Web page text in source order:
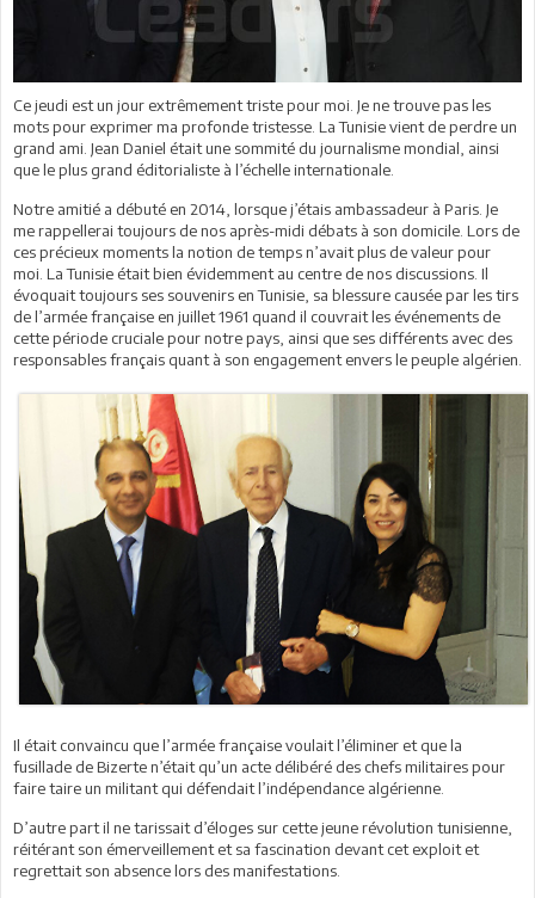
Ce jeudi est un jour extrêmement triste pour moi. Je ne trouve pas les
mots pour exprimer ma profonde tristesse. La Tunisie vient de perdre un
grand ami. Jean Daniel était une sommité du journalisme mondial, ainsi
que le plus grand éditorialiste à l’échelle internationale.
Notre amitié a débuté en 2014, lorsque j’étais ambassadeur à Paris. Je
me rappellerai toujours de nos après-midi débats à son domicile. Lors de
ces précieux moments la notion de temps n’avait plus de valeur pour
moi. La Tunisie était bien évidemment au centre de nos discussions. Il
évoquait toujours ses souvenirs en Tunisie, sa blessure causée par les tirs
de l’armée française en juillet 1961 quand il couvrait les événements de
cette période cruciale pour notre pays, ainsi que ses différents avec des
responsables français quant à son engagement envers le peuple algérien.
Il était convaincu que l’armée française voulait l’éliminer et que la
fusillade de Bizerte n’était qu’un acte délibéré des chefs militaires pour
faire taire un militant qui défendait l’indépendance algérienne.
D’autre part il ne tarissait d’éloges sur cette jeune révolution tunisienne,
réitérant son émerveillement et sa fascination devant cet exploit et
regrettait son absence lors des manifestations.